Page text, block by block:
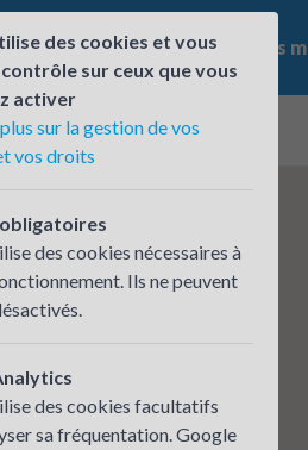
Qui participe ? Les offres
des cookies et vous
sur ceux que vous
activer
sur la gestion de vos
vos droits
des cookies nécessaires à
Ils ne peuvent
des cookies facultatifs
sa fréquentation. Google